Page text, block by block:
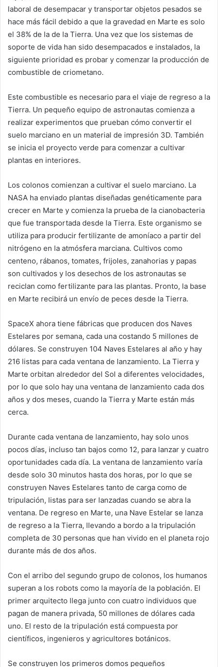
laboral de desempacar y transportar objetos pesados se
hace más fácil debido a que la gravedad en Marte es solo
el 38% de la de la Tierra. Una vez que los sistemas de
soporte de vida han sido desempacados e instalados, la
siguiente prioridad es probar y comenzar la producción de
combustible de criometano.
Este combustible es necesario para el viaje de regreso a la
Tierra. Un pequeño equipo de astronautas comienza a
realizar experimentos que prueban cómo convertir el
suelo marciano en un material de impresión 3D. También
se inicia el proyecto verde para comenzar a cultivar
plantas en interiores.
Los colonos comienzan a cultivar el suelo marciano. La
NASA ha enviado plantas diseñadas genéticamente para
crecer en Marte y comienza la prueba de la cianobacteria
que fue transportada desde la Tierra. Este organismo se
utiliza para producir fertilizante de amoníaco a partir del
nitrógeno en la atmósfera marciana. Cultivos como
centeno, rábanos, tomates, frijoles, zanahorias y papas
son cultivados y los desechos de los astronautas se
reciclan como fertilizante para las plantas. Pronto, la base
en Marte recibirá un envío de peces desde la Tierra.
SpaceX ahora tiene fábricas que producen dos Naves
Estelares por semana, cada una costando 5 millones de
dólares. Se construyen 104 Naves Estelares al año y hay
216 listas para cada ventana de lanzamiento. La Tierra y
Marte orbitan alrededor del Sol a diferentes velocidades,
por lo que solo hay una ventana de lanzamiento cada dos
años y dos meses, cuando la Tierra y Marte están más
cerca.
Durante cada ventana de lanzamiento, hay solo unos
pocos días, incluso tan bajos como 12, para lanzar y cuatro
oportunidades cada día. La ventana de lanzamiento varía
desde solo 30 minutos hasta dos horas, por lo que se
construyen Naves Estelares tanto de carga como de
tripulación, listas para ser lanzadas cuando se abra la
ventana. De regreso en Marte, una Nave Estelar se lanza
de regreso a la Tierra, llevando a bordo a la tripulación
completa de 30 personas que han vivido en el planeta rojo
durante más de dos años.
Con el arribo del segundo grupo de colonos, los humanos
superan a los robots como la mayoría de la población. El
primer arquitecto llega junto con cuatro individuos que
pagan de manera privada, 50 millones de dólares cada
uno. El resto de la tripulación está compuesta por
científicos, ingenieros y agricultores botánicos.
Se construyen los primeros domos pequeños